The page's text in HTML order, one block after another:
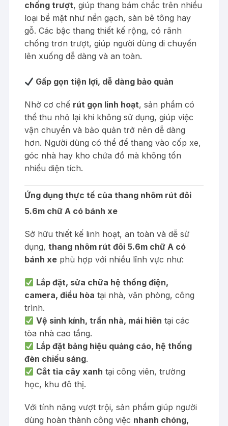
chống trượt, giúp thang bám chắc trên nhiều
loại bề mặt như nền gạch, sàn bê tông hay
gỗ. Các bậc thang thiết kế rộng, có rãnh
chống trơn trượt, giúp người dùng di chuyển
lên xuống dễ dàng và an toàn.
Gấp gọn tiện lợi, dễ dàng bảo quản
Nhờ cơ chế rút gọn linh hoạt, sản phẩm có
thể thu nhỏ lại khi không sử dụng, giúp việc
vận chuyển và bảo quản trở nên dễ dàng
hơn. Người dùng có thể để thang vào cốp xe,
góc nhà hay kho chứa đồ mà không tốn
nhiều diện tích.
Ứng dụng thực tế của thang nhôm rút đôi
5.6m chữ A có bánh xe
Sở hữu thiết kế linh hoạt, an toàn và dễ sử
dụng,thang nhôm rút đôi 5.6m chữ A có
bánh xe phù hợp với nhiều lĩnh vực như:
Lắp đặt, sửa chữa hệ thống điện,
camera, điều hòa tại nhà, văn phòng, công
trình.
Vệ sinh kính, trần nhà, mái hiên tại các
tòa nhà cao tầng.
Lắp đặt bảng hiệu quảng cáo, hệ thống
đèn chiếu sáng.
Cắt tỉa cây xanh tại công viên, trường
học, khu đô thị.
Với tính năng vượt trội, sản phẩm giúp người
dùng hoàn thành công việc nhanh chóng,